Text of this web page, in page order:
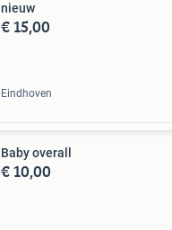
nieuw
€ 15,00
Eindhoven
Baby overall
€ 10,00